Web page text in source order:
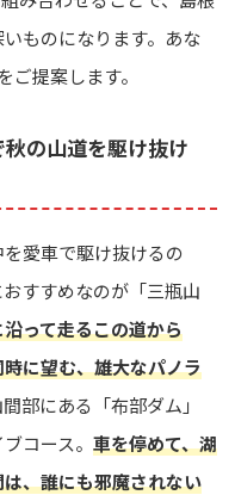
ものになります。あな
提案します。
の山道を駆け抜け
愛車で駆け抜けるの
すすめなのが「三瓶山
って走るこの道から
に望む、雄大なパノラ
部にある「布部ダム」
コース。 車を停めて、湖
、誰にも邪魔されない